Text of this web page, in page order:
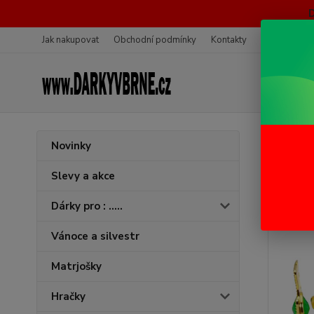
Jak nakupovat Obchodní podmínky Kontakty
Novinky
Slevy a akce
Dárky pro : .....
Vánoce a silvestr
Matrjošky
Hračky